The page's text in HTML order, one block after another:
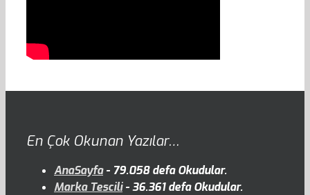
En Çok Okunan Yazılar…
AnaSayfa- 79.058 defa Okudular.
Marka Tescili- 36.361 defa Okudular.